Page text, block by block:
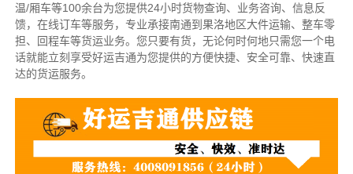
温/厢车等100余台为您提供24小时货物查询、业务咨询、信息反
馈，在线订车等服务， 专业承接南通到果洛地区大件运输、整车零
担、回程车等货运业务。 您只要有货，无论何时何地只需您一个电
话就能立刻享受好运吉通为您提供的方便快捷、安全可靠、快速直
达的货运服务。